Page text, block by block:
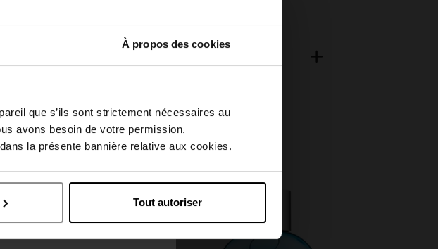
À propos des cookies
que s’ils sont strictement nécessaires au
avons besoin de votre permission.
la présente bannière relative aux cookies.
Tout autoriser
?
pays